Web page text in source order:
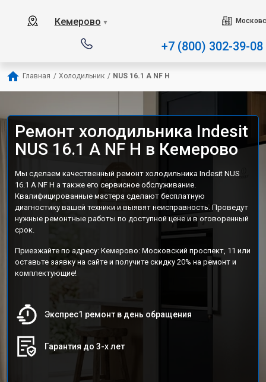
Кемерово ▼
+7 (800) 302-39-08
Главная / Холодильник / NUS 16.1 A NF H
Ремонт холодильника Indesit
NUS 16.1 A NF H в Кемерово
Мы сделаем качественный ремонт холодильника Indesit NUS
16.1 A NF H а также его сервисное обслуживание.
Квалифицированные мастера сделают бесплатную
диагностику вашей техники и выявят неисправность. Проведут
нужные ремонтные работы по доступной цене и в оговоренный
срок.
Приезжайте по адресу: Кемерово: Московский проспект, 11 или
оставьте заявку на сайте и получите скидку 20% на ремонт и
комплектующие!
Экспрес1 ремонт в день обращения
Гарантия до 3-х лет